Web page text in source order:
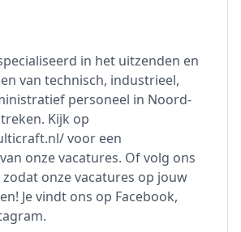
in het uitzenden en
van technisch, industrieel,
personeel in Noord-
Kijk op
voor een
onze vacatures. Of volg ons
onze vacatures op jouw
Je vindt ons op Facebook,